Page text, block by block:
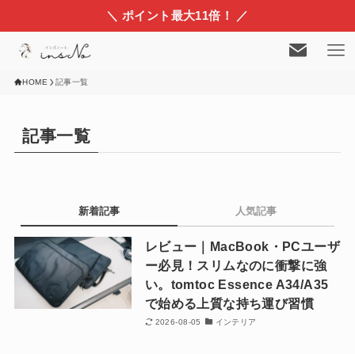
＼ ポイント最大11倍！ ／
HOME 記事一覧
記事一覧
新着記事 人気記事
レビュー｜MacBook・PCユーザ
ー必見！スリムなのに衝撃に強
い。tomtoc Essence A34/A35
で始める上質な持ち運び習慣
2026-08-05 インテリア